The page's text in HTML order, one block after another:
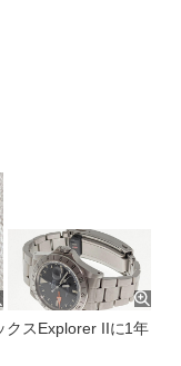
クスExplorer IIに1年